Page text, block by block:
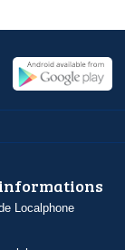
Localphone